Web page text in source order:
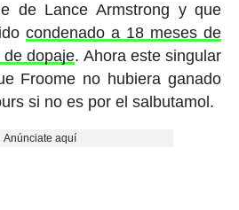
de Lance Armstrong y que
condenado a 18 meses de
dopaje. Ahora este singular
Froome no hubiera ganado
si no es por el salbutamol.
Anúnciate aquí